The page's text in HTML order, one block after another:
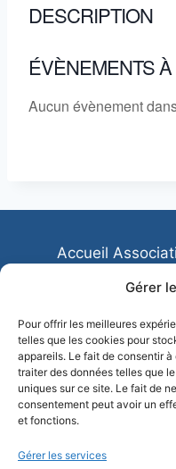
Gérer
Pour offrir les meilleures
telles que les cookies pour
appareils. Le fait de consentir
traiter des données telles que
uniques sur ce site. Le fait de
consentement peut avoir un
et fonctions.
Gérer les services
DESCRIPTION
ÉVÈNEMENTS
Aucun évènement
Accueil
Association
Contactez-
Les
Mentions légales